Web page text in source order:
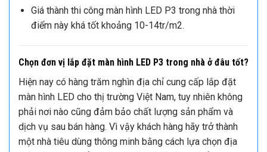
Giá thành thi công màn hình LED P3 trong nhà thời
điểm này khá tốt khoảng 10-14tr/m2.
Chọn đơn vị lắp đặt màn hình LED P3 trong nhà ở đâu tốt?
Hiện nay có hàng trăm nghìn địa chỉ cung cấp lắp đặt
màn hình LED cho thị trường Việt Nam, tuy nhiên không
phải nơi nào cũng đảm bảo chất lượng sản phẩm và
dịch vụ sau bán hàng. Vì vậy khách hàng hãy trở thành
một nhà tiêu dùng thông minh bằng cách lựa chọn địa